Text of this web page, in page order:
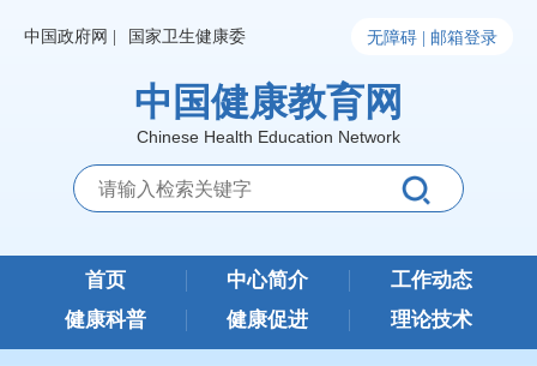
中国政府网 | 国家卫生健康委 无障碍 | 邮箱登录
中国健康教育网
Chinese Health Education Network
首页 中心简介
工作动态
健康科普
健康促进 理论技术